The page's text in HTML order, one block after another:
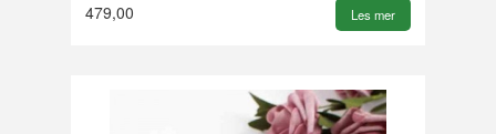
479,00 Les mer